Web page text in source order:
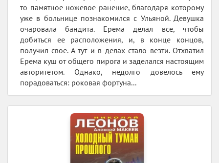
то памятное ножевое ранение, благодаря которому
уже в больнице познакомился с Ульяной. Девушка
очаровала бандита. Ерема делал все, чтобы
добиться ее расположения, и, в конце концов,
получил свое. А тут и в делах стало везти. Отхватил
Ерема куш от общего пирога и заделался настоящим
авторитетом. Однако, недолго довелось ему
порадоваться: роковая фортуна...